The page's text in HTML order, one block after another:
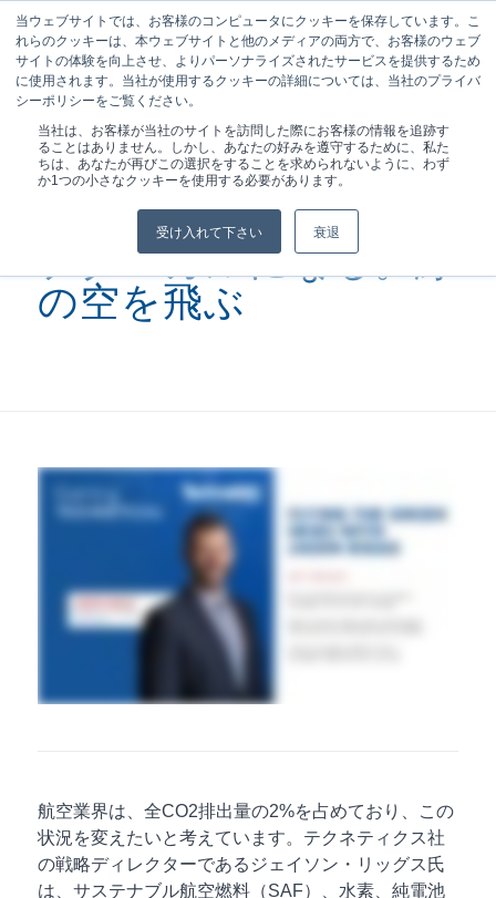
当ウェブサイトでは、お客様のコンピュータにクッキーを保存しています。こ
れらのクッキーは、本ウェブサイトと他のメディアの両方で、お客様のウェブ
サイトの体験を向上させ、よりパーソナライズされたサービスを提供するため
に使用されます。当社が使用するクッキーの詳細については、当社のプライバ
シーポリシーをご覧ください。
当社は、お客様が当社のサイトを訪問した際にお客様の情報を追跡す
ることはありません。しかし、あなたの好みを遵守するために、私た
ちは、あなたが再びこの選択をすることを求められないように、わず
か1つの小さなクッキーを使用する必要があります。
受け入れて下さい 衰退
現在位置: ホーム / ポッドキャスト /
テクニカルになるフライング...
テクニカルになる。緑
の空を飛ぶ
航空業界は、全CO2排出量の2%を占めており、この
状況を変えたいと考えています。テクネティクス社
の戦略ディレクターであるジェイソン・リッグス氏
は、サステナブル航空燃料（SAF）、水素、純電池